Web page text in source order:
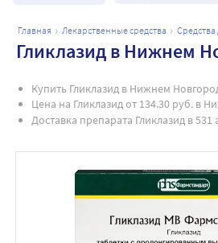
главная лекарственные средства
Гликлазид в Нижнем
Купить Гликлазид в Нижнем
Цена на Гликлазид от 134.30 руб. в
Доставка препарата Гликлазид в 531